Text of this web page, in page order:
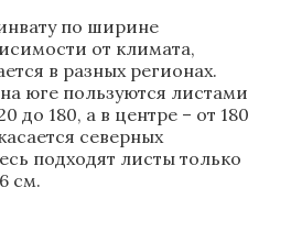
по ширине
от климата,
в разных регионах.
юге пользуются листами
до 180, а в центре – от 180
северных
подходят листы только
см.